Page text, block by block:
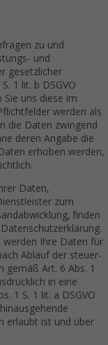
zu und
und
gesetzlicher
1 lit. b DSGVO
uns diese im
werden als
die Daten zwingend
deren Angabe die
erhoben werden,
Daten,
zum
finden
werden Ihre Daten für
Ablauf der steuer-
gemäß Art. 6 Abs. 1
in eine
1 S. 1 lit. a DSGVO
erlaubt ist und über